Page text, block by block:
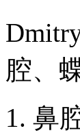
腔、
1. 鼻